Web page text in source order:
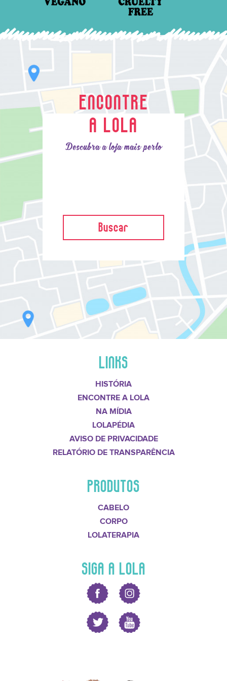
ENCONTRE
A LOLA
Descubra a loja mais perto
Buscar
LINKS
HISTÓRIA
ENCONTRE A LOLA
NA MÍDIA
LOLAPÉDIA
AVISO DE PRIVACIDADE
RELATÓRIO DE TRANSPARÊNCIA
PRODUTOS
CABELO
CORPO
LOLATERAPIA
SIGA A LOLA